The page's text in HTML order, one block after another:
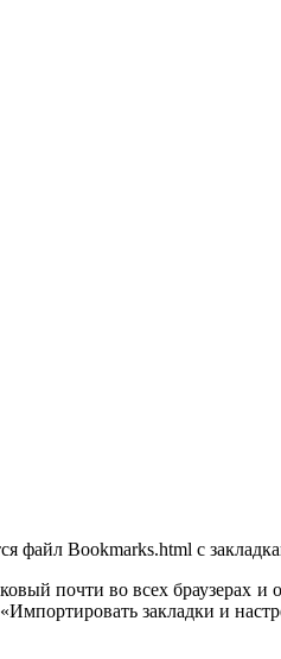
файл Bookmarks.html с
почти во всех браузерах
закладки и